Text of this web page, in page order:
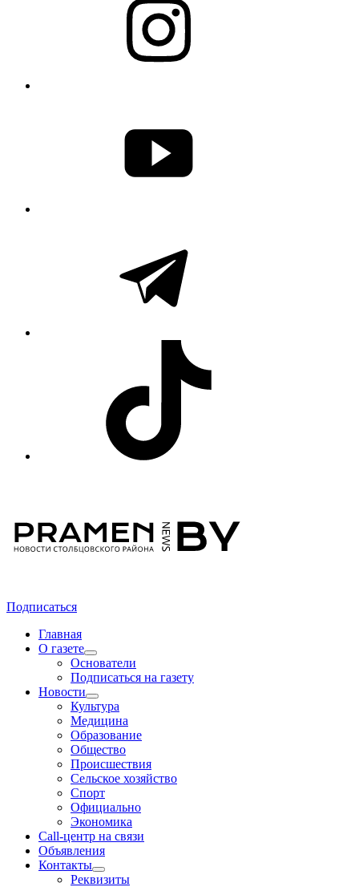
Подписаться
Главная
О газете
Основатели
Подписаться на газету
Новости
Культура
Медицина
Образование
Общество
Происшествия
Сельское хозяйство
Спорт
Официально
Экономика
Call-центр на связи
Объявления
Контакты
Реквизиты